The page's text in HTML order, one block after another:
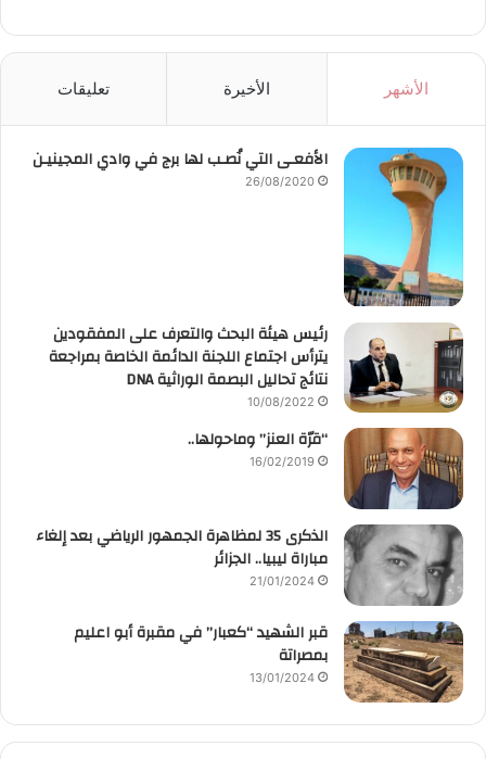
الأشهر الأخيرة تعليقات
الأفعـى التي نُصـب لها برج في وادي المجينيـن
26/08/2020
رئيس هيئة البحث والتعرف على المفقودين
يترأس اجتماع اللجنة الدائمة الخاصة بمراجعة
نتائج تحاليل البصمة الوراثية DNA
10/08/2022
“قرّة العنز” وماحولها..
16/02/2019
الذكرى 35 لمظاهرة الجمهور الرياضي بعد إلغاء
مباراة ليبيا.. الجزائر
21/01/2024
قبر الشهيد “كعبار” في مقبرة أبو اعليم
بمصراتة
13/01/2024